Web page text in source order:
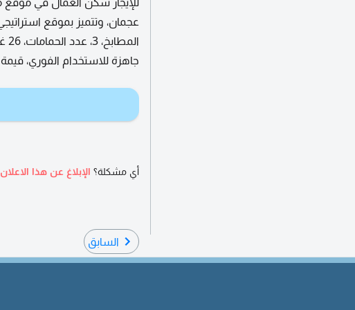
جاهزة للاستخدام الفوري، قيمة
أي مشكلة؟ الإبلاغ عن هذا الاعلان
السابق